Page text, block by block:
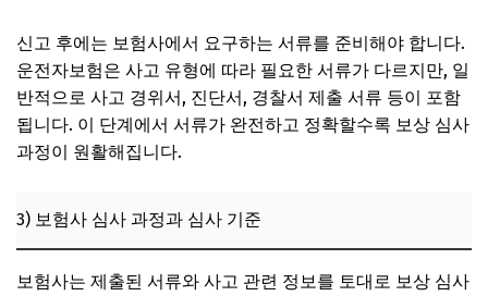
신고 후에는 보험사에서 요구하는 서류를 준비해야 합니다.
운전자보험은 사고 유형에 따라 필요한 서류가 다르지만, 일
반적으로 사고 경위서, 진단서, 경찰서 제출 서류 등이 포함
됩니다. 이 단계에서 서류가 완전하고 정확할수록 보상 심사
과정이 원활해집니다.
3) 보험사 심사 과정과 심사 기준
보험사는 제출된 서류와 사고 관련 정보를 토대로 보상 심사